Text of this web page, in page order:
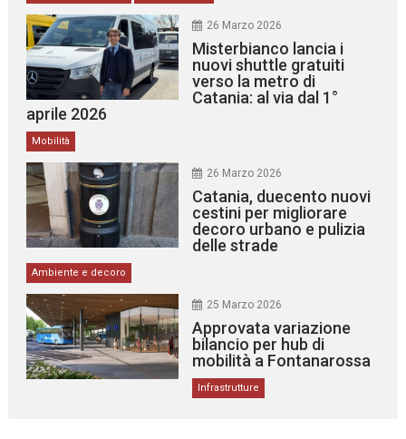
26 Marzo 2026
Misterbianco lancia i
nuovi shuttle gratuiti
verso la metro di
Catania: al via dal 1°
aprile 2026
Mobilità
26 Marzo 2026
Catania, duecento nuovi
cestini per migliorare
decoro urbano e pulizia
delle strade
Ambiente e decoro
25 Marzo 2026
Approvata variazione
bilancio per hub di
mobilità a Fontanarossa
Infrastrutture